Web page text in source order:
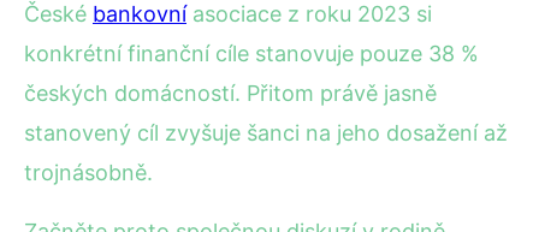
České bankovníasociace z roku 2023 si
konkrétní finanční cíle stanovuje pouze 38 %
českých domácností. Přitom právě jasně
stanovený cíl zvyšuje šanci na jeho dosažení až
trojnásobně.